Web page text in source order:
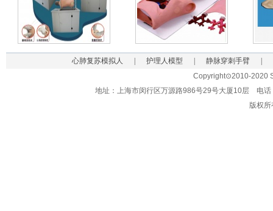
心肺复苏模拟人 护理人模型 静脉穿刺手臂
Copyright⊙2010-2020
地址：上海市闵行区万源路986号29号大厦10层 电
版权